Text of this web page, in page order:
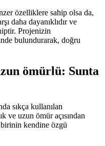
özelliklere sahip olsa da,
daha dayanıklıdır ve
Projenizin
bulundurarak, doğru
ömürlü: Sunta
sıkça kullanılan
ve uzun ömür açısından
kendine özgü